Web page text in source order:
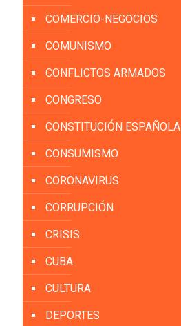
COMERCIO-NEGOCIOS
COMUNISMO
CONFLICTOS ARMADOS
CONGRESO
CONSTITUCIÓN ESPAÑOLA
CONSUMISMO
CORONAVIRUS
CORRUPCIÓN
CRISIS
CUBA
CULTURA
DEPORTES